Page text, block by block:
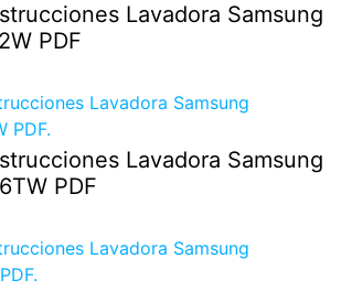
Lavadora Samsung
PDF
Lavadora Samsung
PDF